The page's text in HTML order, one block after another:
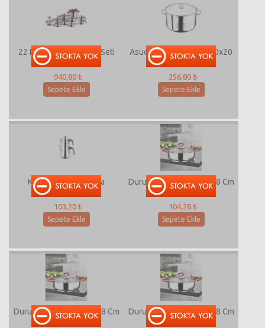
22 Parça Yaprak Çeyiz Seti
940,80 ₺
Sepete Ekle
Asude Derin Tencere 40x20
25 Lt
256,80 ₺
Sepete Ekle
Klasik Çaydanlık Orta
103,20 ₺
Sepete Ekle
Duru Basık Tencere 26x8 Cm
104,28 ₺
Sepete Ekle
Duru Basık Tencere 24x8 Cm Duru Basık Tencere 22x8 Cm